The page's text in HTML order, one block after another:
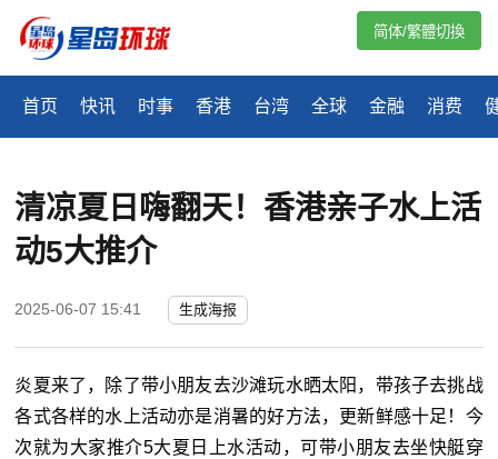
首页 快讯 时事 香港 台湾 全球 金融 消费
简体/繁體切換
清凉夏日嗨翻天！香港亲子水上活
动5大推介
2025-06-07 15:41 生成海报
炎夏来了，除了带小朋友去沙滩玩水晒太阳，带孩子去挑战
各式各样的水上活动亦是消暑的好方法，更新鲜感十足！今
次就为大家推介5大夏日上水活动，可带小朋友去坐快艇穿